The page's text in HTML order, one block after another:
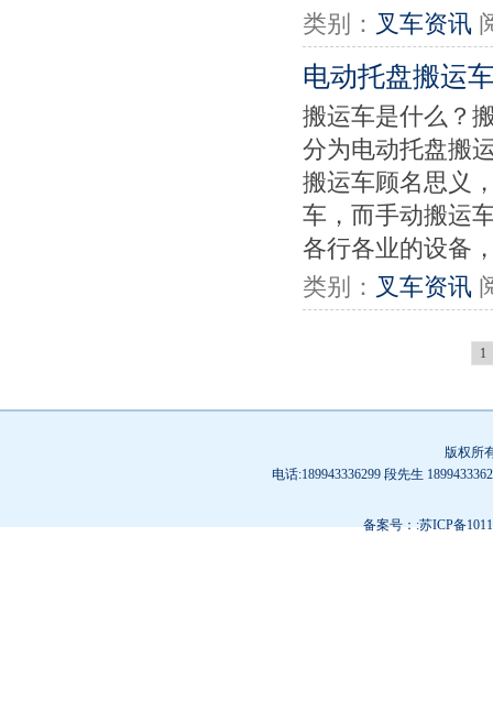
类别： 叉车资讯
电动托盘搬运
搬运车是什么？
分为电动托盘搬
搬运车顾名思义
车，而手动搬运
各行各业的设备
类别： 叉车资讯
1
版权所
电话:189943336299 段先生
备案号：:苏ICP备